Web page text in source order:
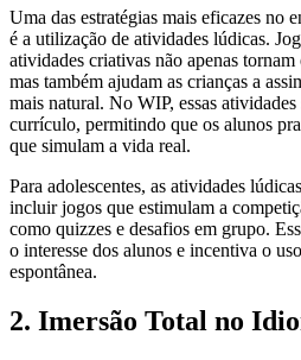
Uma das estratégias mais eficazes no
é a utilização de atividades lúdicas.
atividades criativas não apenas
mas também ajudam as crianças a
mais natural. No WIP, essas
currículo, permitindo que os alunos
que simulam a vida real.
Para adolescentes, as atividades
incluir jogos que estimulam a
como quizzes e desafios em grupo.
o interesse dos alunos e incentiva o
espontânea.
2. Imersão Total no